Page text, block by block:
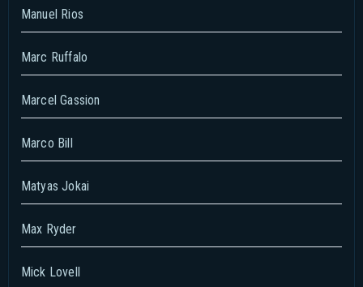
Manuel Rios
Marc Ruffalo
Marcel Gassion
Marco Bill
Matyas Jokai
Max Ryder
Mick Lovell